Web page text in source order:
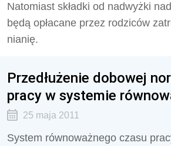
Natomiast składki od nadwyżki
będą opłacane przez rodziców
nianię.
Przedłużenie dobowej
pracy w systemie
25 maja 2011
System równoważnego czasu